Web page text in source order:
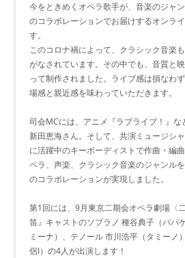
今をときめくオペラ歌手が、音楽のジャ
のコラボレーションでお届けするオンラ
す。
このコロナ禍によって、クラシック音楽
がなされています。その中でも、音質と
って制作されました。ライブ感は損なわ
場感と親近感を味わっていただきます。
司会MCには、アニメ『ラブライブ！』
新田恵海さん。そして、共演ミュージシ
に活躍中のキーボーディストで作曲・編
ペラ、声楽、クラシック音楽のジャンル
のコラボレーションが実現しました。
第1回には、9月東京二期会オペラ劇場〈
笛』キャストのソプラノ 種谷典子（パパ
ミーナ）、テノール 市川浩平（タミーノ
侶I）の4人が出演します！